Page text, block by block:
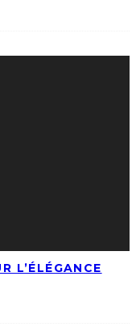
L’ÉLÉGANCE